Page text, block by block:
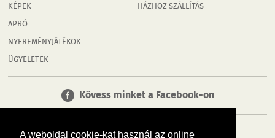
A weboldal cookie-kat használ az online
KÉPEK
APRÓ
NYEREMÉNYJÁTÉKOK
ÜGYELETEK
HÁZHOZ SZÁLLÍTÁS
Kövess minket a Facebook-on